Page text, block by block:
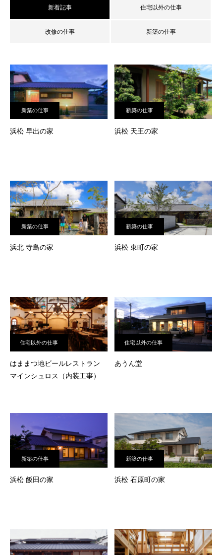
新着記事 住宅以外の仕事
改修の仕事 新築の仕事
新築の仕事
浜松 早出の家
新築の仕事
浜松 天王の家
新築の仕事
浜北 寺島の家
新築の仕事
浜松 東町の家
住宅以外の仕事
はままつ地ビールレストラン
マインシュロス（内装工事）
住宅以外の仕事
あうん堂
新築の仕事
浜松 飯田の家
新築の仕事
浜松 石原町の家